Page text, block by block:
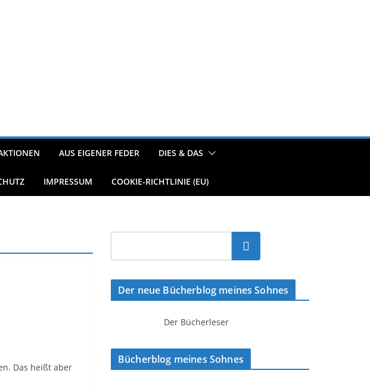
AUS EIGENER FEDER DIES & DAS
IMPRESSUM COOKIE-RICHTLINIE (EU)
Das heißt aber
Suchen
Der neue Bücherblog meines Sohnes
Der Bücherleser
Bücherblog meines Sohnes